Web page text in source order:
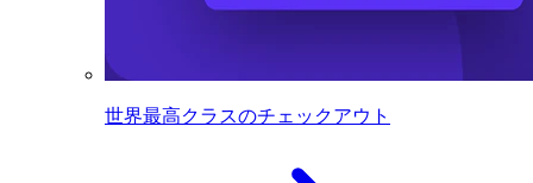
世界最高クラスのチェックアウト